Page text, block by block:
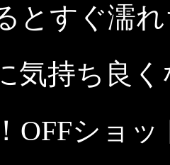
とすぐ濡
気持ち良
OFFショ